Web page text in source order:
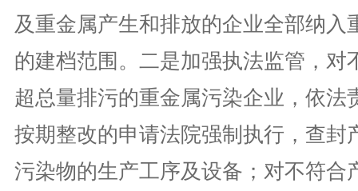
及重金属产生和排放的企业全部纳入
的建档范围。二是加强执法监管，对
超总量排污的重金属污染企业，依法
按期整改的申请法院强制执行，查封
污染物的生产工序及设备；对不符合